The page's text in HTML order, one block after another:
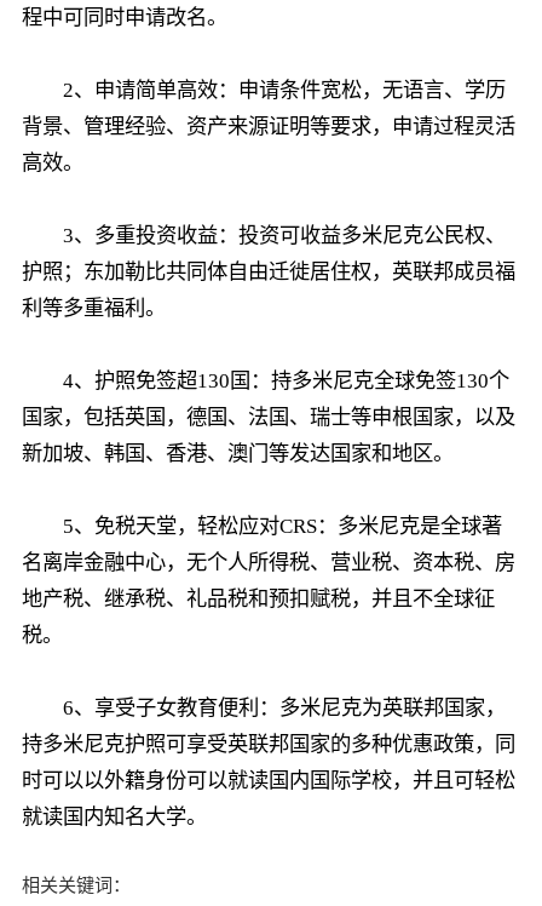
程中可同时申请改名。
2、申请简单高效：申请条件宽松，无语言、学历
背景、管理经验、资产来源证明等要求，申请过程灵活
高效。
3、多重投资收益：投资可收益多米尼克公民权、
护照；东加勒比共同体自由迁徙居住权，英联邦成员福
利等多重福利。
4、护照免签超130国：持多米尼克全球免签130个
国家，包括英国，德国、法国、瑞士等申根国家，以及
新加坡、韩国、香港、澳门等发达国家和地区。
5、免税天堂，轻松应对CRS：多米尼克是全球著
名离岸金融中心，无个人所得税、营业税、资本税、房
地产税、继承税、礼品税和预扣赋税，并且不全球征
税。
6、享受子女教育便利：多米尼克为英联邦国家，
持多米尼克护照可享受英联邦国家的多种优惠政策，同
时可以以外籍身份可以就读国内国际学校，并且可轻松
就读国内知名大学。
相关关键词：